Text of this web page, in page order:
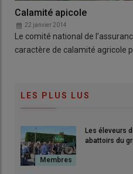
Calamité apicole
22 janvier 2014
Le comité national de
caractère de calamité agricole
LES PLUS LUS
Les éleveurs
abattoirs du